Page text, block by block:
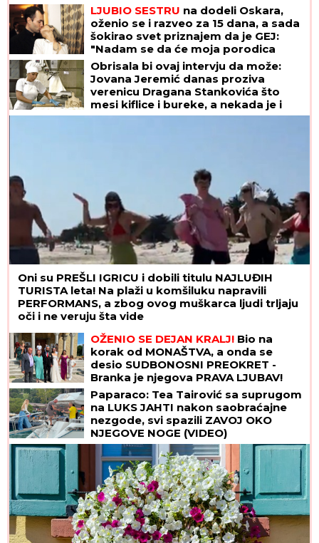
LJUBIO SESTRU na dodeli Oskara,
oženio se i razveo za 15 dana, a sada
šokirao svet priznajem da je GEJ:
"Nadam se da će moja porodica
odabrati razumevanje umesto
osude"
Obrisala bi ovaj intervju da može:
Jovana Jeremić danas proziva
verenicu Dragana Stankovića što
mesi kiflice i bureke, a nekada je i
ona radila isto!
Oni su PREŠLI IGRICU i dobili titulu NAJLUĐIH
TURISTA leta! Na plaži u komšiluku napravili
PERFORMANS, a zbog ovog muškarca ljudi trljaju
oči i ne veruju šta vide
OŽENIO SE DEJAN KRALJ! Bio na
korak od MONAŠTVA, a onda se
desio SUDBONOSNI PREOKRET -
Branka je njegova PRAVA LJUBAV!
Paparaco: Tea Tairović sa suprugom
na LUKS JAHTI nakon saobraćajne
nezgode, svi spazili ZAVOJ OKO
NJEGOVE NOGE (VIDEO)